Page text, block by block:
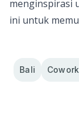
menginspirasi
ini untuk
Bali